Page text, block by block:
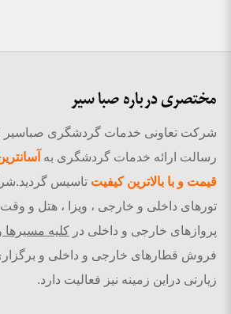
مختصری درباره صبا سیر
رسالت ارائه خدمات گردشگری به
قیمت و با بالاترین کیفیت تاسیس
تورهای داخلی و خارجی ، ویزا ، هتل و
پروازهای خارجی و داخلی در کلیه مسیرها
فروش قطارهای خارجی و داخلی و
زیارتی دراین زمینه نیز فعالیت دارد.